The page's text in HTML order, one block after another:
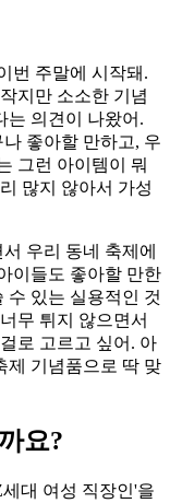
번 주말에 시작돼.
지만 소소한 기념
는 의견이 나왔어.
좋아할 만하고, 우
그런 아이템이 뭐
많지 않아서 가성
우리 동네 축제에
이들도 좋아할 만한
수 있는 실용적인 것
무 튀지 않으면서
로 고르고 싶어. 아
제 기념품으로 딱 맞
요?
대 여성 직장인'을